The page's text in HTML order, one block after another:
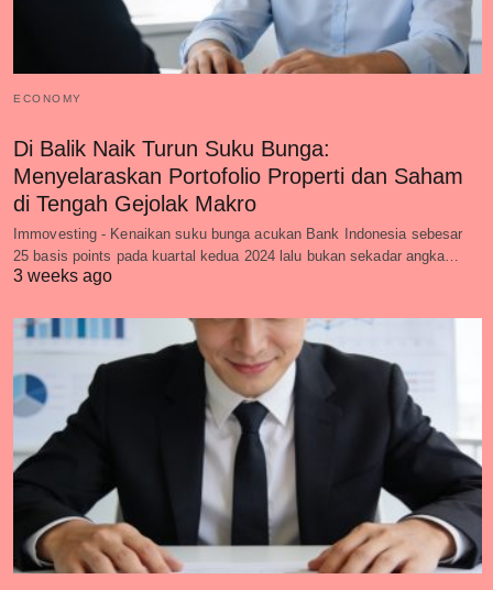
ECONOMY
Di Balik Naik Turun Suku Bunga:
Menyelaraskan Portofolio Properti dan Saham
di Tengah Gejolak Makro
Immovesting - Kenaikan suku bunga acukan Bank Indonesia sebesar
25 basis points pada kuartal kedua 2024 lalu bukan sekadar angka…
3 weeks ago